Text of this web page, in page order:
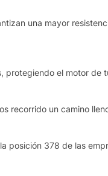
una mayor
protegiendo el motor de
recorrido un camino
posición 378 de las